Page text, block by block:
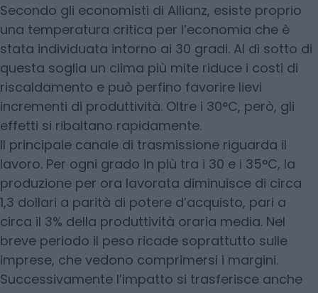
Secondo gli economisti di Allianz, esiste proprio
una temperatura critica per l’economia che è
stata individuata intorno ai 30 gradi. Al di sotto di
questa soglia un clima più mite riduce i costi di
riscaldamento e può perfino favorire lievi
incrementi di produttività. Oltre i 30°C, però, gli
effetti si ribaltano rapidamente.
Il principale canale di trasmissione riguarda il
lavoro. Per ogni grado in più tra i 30 e i 35°C, la
produzione per ora lavorata diminuisce di circa
1,3 dollari a parità di potere d’acquisto, pari a
circa il 3% della produttività oraria media. Nel
breve periodo il peso ricade soprattutto sulle
imprese, che vedono comprimersi i margini.
Successivamente l’impatto si trasferisce anche